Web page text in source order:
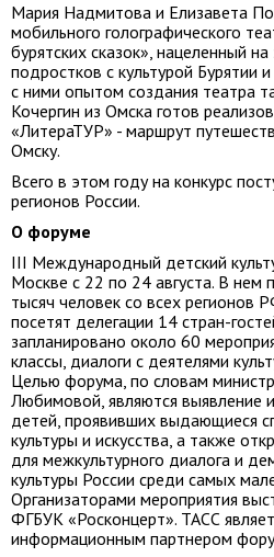
Мария Надмитова и Елизавета
мобильного голографического
бурятских сказок», нацеленный
подростков с культурой Бурятии
с ними опытом создания театра
Кочергин из Омска готов
«ЛитераТУР» - маршрут
Омску.
Всего в этом году на конкурс
регионов России.
О форуме
III Международный детский
Москве с 22 по 24 августа. В нем
тысяч человек со всех регионов
посетят делегации 14 стран-
запланировано около 60
классы, диалоги с деятелями
Целью форума, по словам
Любимовой, являются выявление
детей, проявивших выдающиеся
культуры и искусства, а также
для межкультурного диалога и
культуры России среди самых
Организаторами мероприятия
ФГБУК «Росконцерт». ТАСС
информационным партнером